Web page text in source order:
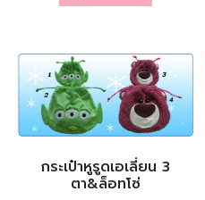
กระเป๋าหูรูดเอเลี่ยน 3
ตา&ล็อทโซ่